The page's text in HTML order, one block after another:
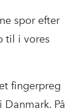
spor efter
til i vores
fingerpreg
På